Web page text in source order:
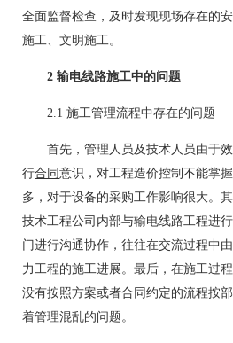
全面监督检查，及时发现现场存在的
施工、文明施工。
2 输电线路施工中的问题
2.1 施工管理流程中存在的问题
首先，管理人员及技术人员由于效
行合同 意识，对工程造价控制不能掌
多，对于设备的采购工作影响很大。
技术工程公司内部与输电线路工程进
门进行沟通协作，往往在交流过程中
力工程的施工进展。最后，在施工过
没有按照方案或者合同约定的流程按
着管理混乱的问题。